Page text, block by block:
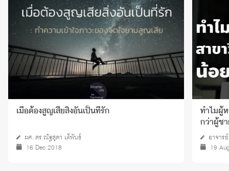
เมื่อต้องสูญเสียสิ่งอันเป็นที่รัก
ผศ. ดร.ณัฐสุดา เต้พันธ์
16 Dec 2018
ทำไมผู้
กว่าผู้ช
อาจาร
19